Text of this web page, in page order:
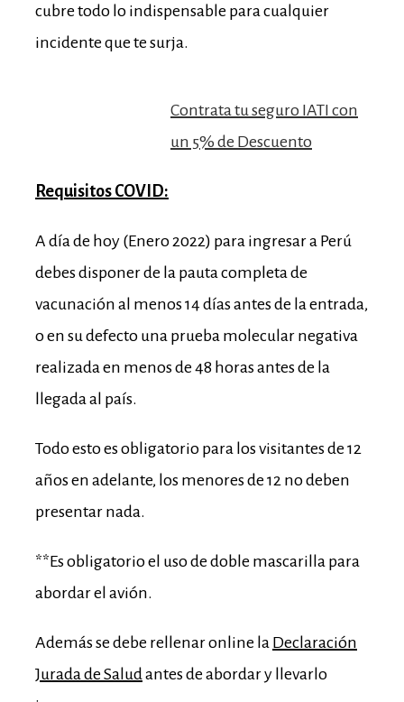
cubre todo lo indispensable para cualquier
incidente que te surja.
Contrata tu seguro IATI con
un 5% de Descuento
Requisitos COVI D:
A día de hoy (Enero 2022) para ingresar a Perú
debes disponer de la pauta completa de
vacunación al menos 14 días antes de la entrada,
o en su defecto una prueba molecular negativa
realizada en menos de 48 horas antes de la
llegada al país.
Todo esto es obligatorio para los visitantes de 12
años en adelante, los menores de 12 no deben
presentar nada.
**Es obligatorio el uso de doble mascarilla para
abordar el avión.
Además se debe rellenar online la Declaración
Jurada de Salud antes de abordar y llevarlo